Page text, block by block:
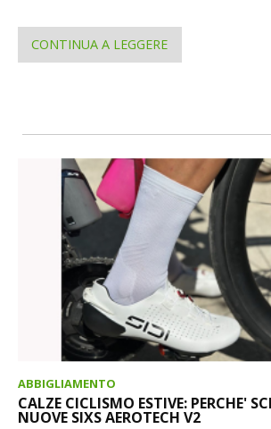
CONTINUA A LEGGERE
ABBIGLIAMENTO
CALZE CICLISMO ESTIVE: PERCHE'
NUOVE SIXS AEROTECH V2